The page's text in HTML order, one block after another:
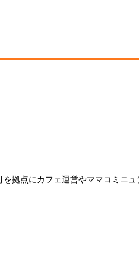
拠点にカフェ運営やママコミニ